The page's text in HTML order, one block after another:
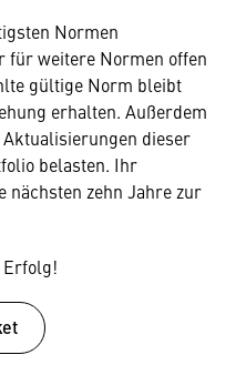
Normen
für weitere Normen offen
gültige Norm bleibt
erhalten. Außerdem
dieser
belasten. Ihr
nächsten zehn Jahre zur
Erfolg!